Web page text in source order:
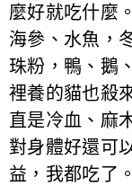
麼好就吃什麼
海參、水魚，
珠粉，鴨、鵝
裡養的貓也殺
直是冷血、麻
對身體好還可
益，我都吃了